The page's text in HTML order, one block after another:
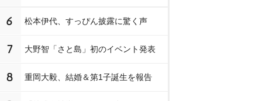
6 松本伊代、すっぴん披露に驚く声
7 大野智「さと島」初のイベント発表
8 重岡大毅、結婚＆第1子誕生を報告